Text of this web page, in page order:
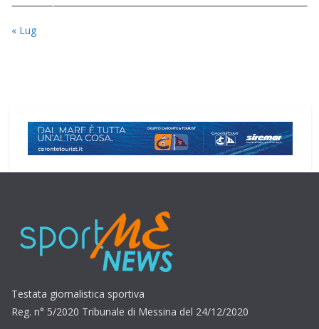
« Lug
Testata giornalistica sportiva
Reg. n° 5/2020 Tribunale di Messina del 24/12/2020